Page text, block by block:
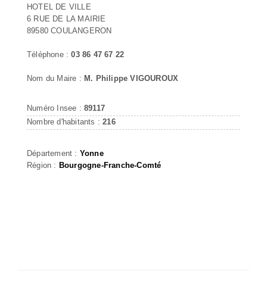
HOTEL DE VILLE
6 RUE DE LA MAIRIE
89580 COULANGERON
Téléphone :03 86 47 67 22
Nom du Maire : M. Philippe VIGOUROUX
Numéro Insee : 89117
Nombre d'habitants :216
Département : Yonne
Région : Bourgogne-Franche-Comté